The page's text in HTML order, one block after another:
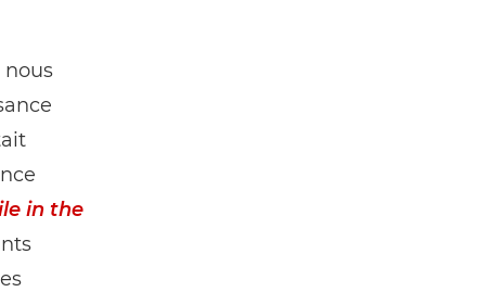
nous
in the